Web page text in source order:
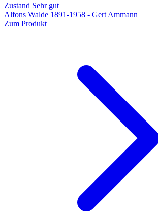
Zustand Sehr gut
Alfons Walde 1891-1958 - Gert Ammann
Zum Produkt